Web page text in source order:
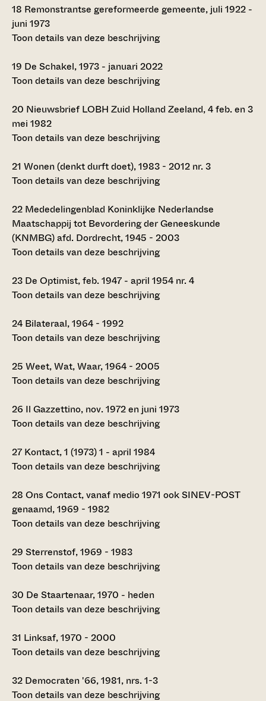
18 Remonstrantse gereformeerde gemeente, juli 1922 -
juni 1973
Toon details van deze beschrijving
19 De Schakel, 1973 - januari 2022
Toon details van deze beschrijving
20 Nieuwsbrief LOBH Zuid Holland Zeeland, 4 feb. en 3
mei 1982
Toon details van deze beschrijving
21 Wonen (denkt durft doet), 1983 - 2012 nr. 3
Toon details van deze beschrijving
22 Mededelingenblad Koninklijke Nederlandse
Maatschappij tot Bevordering der Geneeskunde
(KNMBG) afd. Dordrecht, 1945 - 2003
Toon details van deze beschrijving
23 De Optimist, feb. 1947 - april 1954 nr. 4
Toon details van deze beschrijving
24 Bilateraal, 1964 - 1992
Toon details van deze beschrijving
25 Weet, Wat, Waar, 1964 - 2005
Toon details van deze beschrijving
26 Il Gazzettino, nov. 1972 en juni 1973
Toon details van deze beschrijving
27 Kontact, 1 (1973) 1 - april 1984
Toon details van deze beschrijving
28 Ons Contact, vanaf medio 1971 ook SINEV-POST
genaamd, 1969 - 1982
Toon details van deze beschrijving
29 Sterrenstof, 1969 - 1983
Toon details van deze beschrijving
30 De Staartenaar, 1970 - heden
Toon details van deze beschrijving
31 Linksaf, 1970 - 2000
Toon details van deze beschrijving
32 Democraten '66, 1981, nrs. 1-3
Toon details van deze beschrijving